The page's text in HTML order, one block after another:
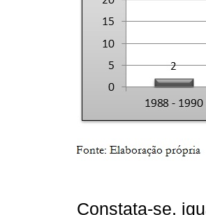
Constata-se,